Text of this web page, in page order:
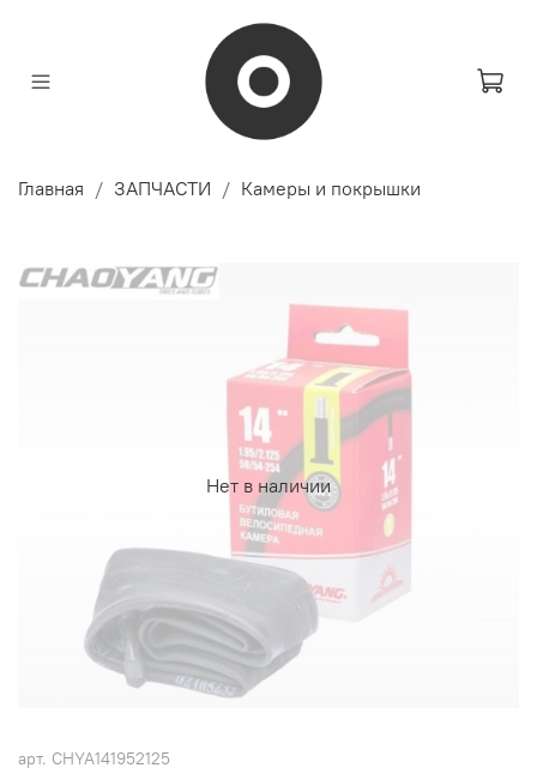
Главная ЗАПЧАСТИ Камеры и покрышки
Нет в наличии
арт. CHYA141952125